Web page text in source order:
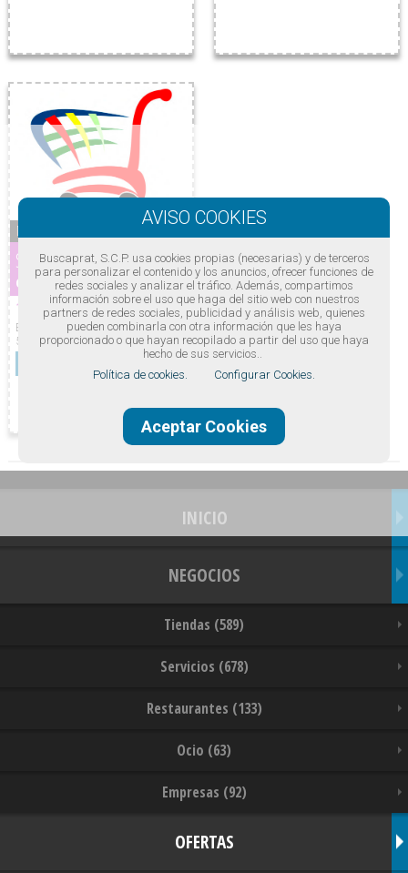
Sofa Cheslong
Con 2 relax electricos
1125 euros
Entregado en casa y con mas de
50 telas diferentes a escoger
INICIO
NEGOCIOS
Tiendas (589)
Servicios (678)
Restaurantes (133)
Ocio (63)
Empresas (92)
OFERTAS
Buscaprat, S.C.P. usa cookies propias (necesarias) y de terceros
para personalizar el contenido y los anuncios, ofrecer funciones de
redes sociales y analizar el tráfico. Además, compartimos
información sobre el uso que haga del sitio web con nuestros
partners de redes sociales, publicidad y análisis web, quienes
pueden combinarla con otra información que les haya
proporcionado o que hayan recopilado a partir del uso que haya
hecho de sus servicios..
Política de cookies.
Configurar Cookies.
Aceptar Cookies